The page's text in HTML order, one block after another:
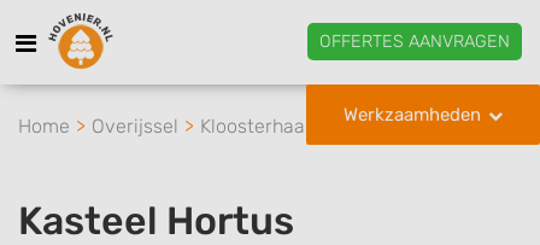
OFFERTES AANVRAGEN
Werkzaamheden
Home Overijssel Kloosterhaar Kasteel Hortus
Kasteel Hortus